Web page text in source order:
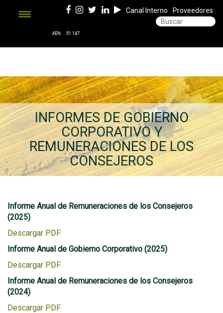
Canal Interno Proveedores
INFORMES DE GOBIERNO
CORPORATIVO Y
REMUNERACIONES DE LOS
CONSEJEROS
Informe Anual de Remuneraciones de los Consejeros
(2025)
Descargar PDF
Informe Anual de Gobierno Corporativo (2025)
Descargar PDF
Informe Anual de Remuneraciones de los Consejeros
(2024)
Descargar PDF